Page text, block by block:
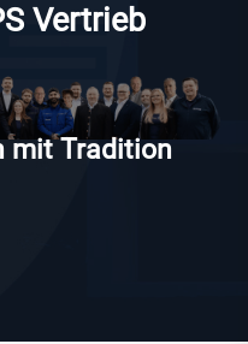
Vertrieb
mit Tradition